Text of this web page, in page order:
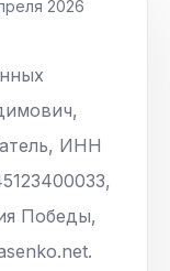
2026
ИНН
Победы,